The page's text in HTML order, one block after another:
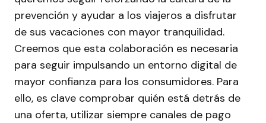
prevención y ayudar a los viajeros a disfrutar
de sus vacaciones con mayor tranquilidad.
Creemos que esta colaboración es necesaria
para seguir impulsando un entorno digital de
mayor confianza para los consumidores. Para
ello, es clave comprobar quién está detrás de
una oferta, utilizar siempre canales de pago